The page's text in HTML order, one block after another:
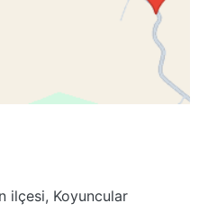
ilçesi, Koyuncular